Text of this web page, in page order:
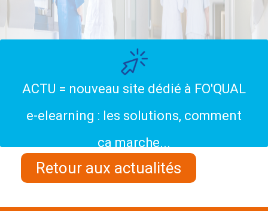
ACTU = nouveau site dédié à FO'QUAL
e-elearning : les solutions, comment
ça marche...
Retour aux actualités